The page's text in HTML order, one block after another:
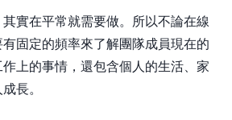
實在平常就需要做。所以不論在線
固定的頻率來了解團隊成員現在的
上的事情，還包含個人的生活、家
長。